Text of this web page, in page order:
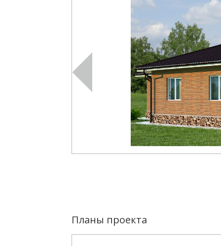
Планы проекта